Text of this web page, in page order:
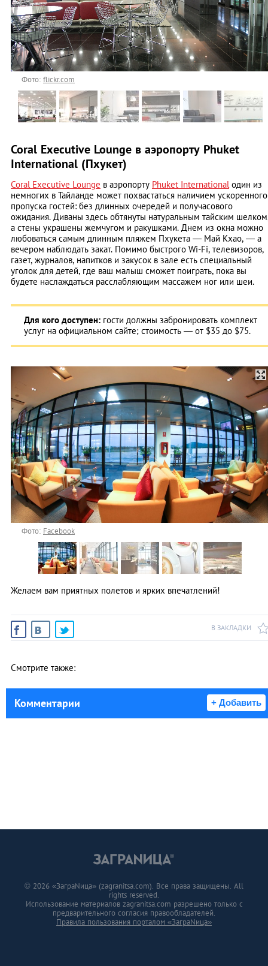
Фото:flickr.com
Coral Executive Lounge в аэропорту Phuket
International (Пхукет)
Coral Executive Lounge в аэропорту Phuket Internationalодин из
немногих в Тайланде может похвастаться наличием ускоренного
пропуска гостей: без длинных очередей и получасового
ожидания. Диваны здесь обтянуты натуральным тайским
а стены украшены жемчугом и ракушками. Днем из окна можно
любоваться самым длинным пляжем Пхукета — Май Кхао, — а
вечером наблюдать закат. Помимо быстрого Wi-Fi, телевизоров,
газет, журналов, напитков и закусок в зале есть специальный
уголок для детей, где ваш малыш сможет поиграть, пока вы
будете наслаждаться расслабляющим массажем ног или шеи.
Для кого доступен: гости должны забронировать комплект
услуг на официальном сайте; стоимость — от $35 до $75.
Фото: Facebook
Желаем вам приятных полетов и ярких впечатлений!
В ЗАКЛАДКИ
Смотрите также:
Комментарии + Добавить
© 2026 «ЗаграNица» (zagranitsa.com). Все права защищены. All
rights reserved.
Использование материалов zagranitsa.com разрешено только с
предварительного согласия правообладателей.
Правила пользования порталом «ЗаграNица»